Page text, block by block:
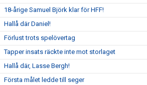
18-årige Samuel Björk klar för HFF!
Hallå där Daniel!
Förlust trots spelövertag
Tapper insats räckte inte mot storlaget
Hallå där, Lasse Bergh!
Första målet ledde till seger